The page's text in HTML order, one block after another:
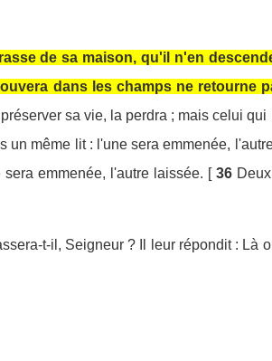
de sa maison, qu'il n'en
dans les champs ne retourne
sa vie, la perdra ; mais celui qui
un même lit : l'une sera emmenée,
emmenée, l'autre laissée. [ 36
t-il, Seigneur ? Il leur répondit : Là